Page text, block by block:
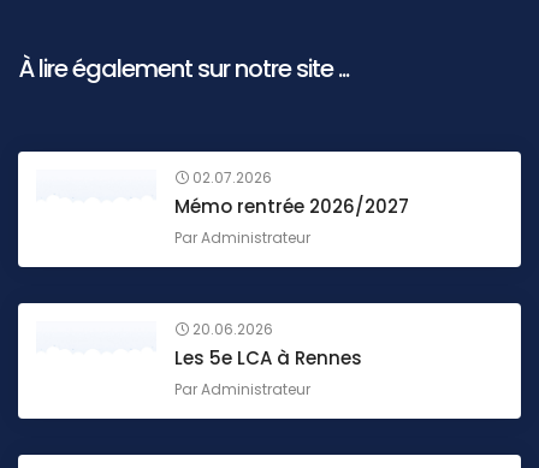
À lire également sur notre site ...
02.07.2026
Mémo rentrée 2026/2027
ParAdministrateur
20.06.2026
Les 5e LCA à Rennes
ParAdministrateur